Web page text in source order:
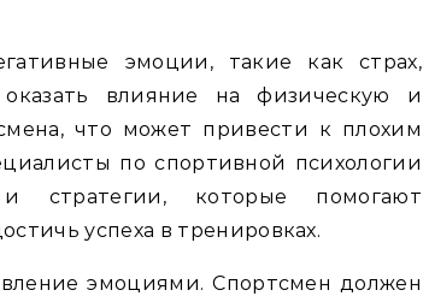
эмоции, такие как страх,
влияние на физическую и
что может привести к плохим
по спортивной психологии
стратегии, которые помогают
успеха в тренировках.
эмоциями. Спортсмен должен